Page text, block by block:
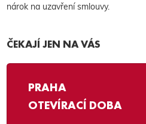
nárok na uzavření smlouvy.
ČEKAJÍ JEN NA VÁS
PRAHA
OTEVÍRACÍ DOBA